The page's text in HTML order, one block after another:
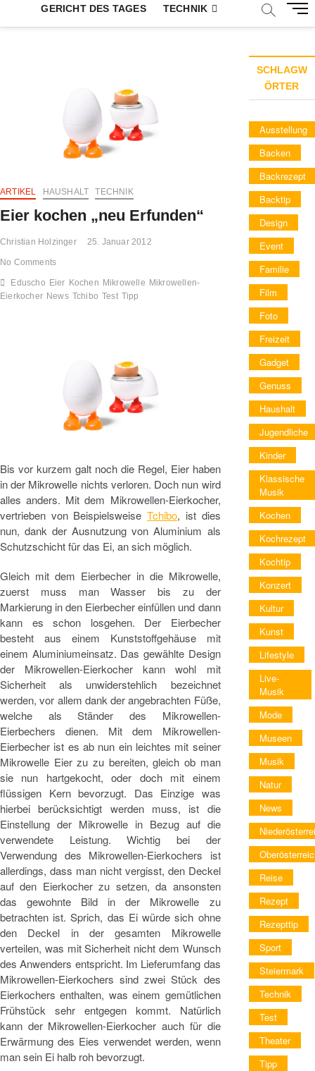
GERICHT DES TAGES TECHNIK
M
u
B
u
t
o
n
ARTIKEL HAUSHALT TECHNIK
Eier kochen „neu Erfunden“
Christian Holzinger 25. Januar 2012
No Comments
Eduscho Eier Kochen Mikrowelle Mikrowellen-
Eierkocher News Tchibo Test Tipp
Bis vor kurzem galt noch die Regel, Eier haben
in der Mikrowelle nichts verloren. Doch nun wird
alles anders. Mit dem Mikrowellen-Eierkocher,
vertrieben von BeispielsweiseTchibo, ist dies
nun, dank der Ausnutzung von Aluminium als
Schutzschicht für das Ei, an sich möglich.
Gleich mit dem Eierbecher in die Mikrowelle,
zuerst muss man Wasser bis zu der
Markierung in den Eierbecher einfüllen und dann
kann es schon losgehen. Der Eierbecher
besteht aus einem Kunststoffgehäuse mit
einem Aluminiumeinsatz. Das gewählte Design
der Mikrowellen-Eierkocher kann wohl mit
Sicherheit als unwiderstehlich bezeichnet
werden, vor allem dank der angebrachten Füße,
welche als Ständer des Mikrowellen-
Eierbechers dienen. Mit dem Mikrowellen-
Eierbecher ist es ab nun ein leichtes mit seiner
Mikrowelle Eier zu zu bereiten, gleich ob man
sie nun hartgekocht, oder doch mit einem
flüssigen Kern bevorzugt. Das Einzige was
hierbei berücksichtigt werden muss, ist die
Einstellung der Mikrowelle in Bezug auf die
verwendete Leistung. Wichtig bei der
Verwendung des Mikrowellen-Eierkochers ist
allerdings, dass man nicht vergisst, den Deckel
auf den Eierkocher zu setzen, da ansonsten
das gewohnte Bild in der Mikrowelle zu
betrachten ist. Sprich, das Ei würde sich ohne
den Deckel in der gesamten Mikrowelle
verteilen, was mit Sicherheit nicht dem Wunsch
des Anwenders entspricht. Im Lieferumfang das
Mikrowellen-Eierkochers sind zwei Stück des
Eierkochers enthalten, was einem gemütlichen
Frühstück sehr entgegen kommt. Natürlich
kann der Mikrowellen-Eierkocher auch für die
Erwärmung des Eies verwendet werden, wenn
man sein Ei halb roh bevorzugt.
SCHLAGW
ÖRTER
Ausstellung
Backen
Backrezept
Backtip
Design
Event
Familie
Film
Foto
Freizeit
Gadget
Genuss
Haushalt
Jugendliche
Kinder
Klassische
Musik
Kochen
Kochrezept
Kochtip
Konzert
Kultur
Kunst
Lifestyle
Live-
Musik
Mode
Museen
Musik
Natur
News
Reise
Rezept
Rezepttip
Sport
Steiermark
Technik
Test
Theater
Tipp